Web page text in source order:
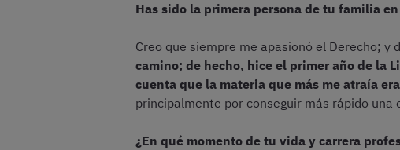
Has sido la primera persona de tu familia
Creo que siempre me apasionó el Derecho; y
camino; de hecho, hice el primer año de la
cuenta que la materia que más me atraía
principalmente por conseguir más rápido una
¿En qué momento de tu vida y carrera